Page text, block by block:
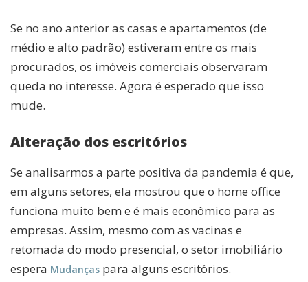
Se no ano anterior as casas e apartamentos (de
médio e alto padrão) estiveram entre os mais
procurados, os imóveis comerciais observaram
queda no interesse. Agora é esperado que isso
mude.
Alteração dos escritórios
Se analisarmos a parte positiva da pandemia é que,
em alguns setores, ela mostrou que o home office
funciona muito bem e é mais econômico para as
empresas. Assim, mesmo com as vacinas e
retomada do modo presencial, o setor imobiliário
espera Mudanças para alguns escritórios.